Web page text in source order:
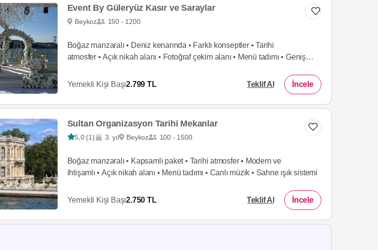
Event By Güleryüz Kasır ve Saraylar
Beykoz 150 - 1200
Boğaz manzaralı • Deniz kenarında • Farklı konseptler • Tarihi
atmosfer • Açık nikah alanı • Fotoğraf çekim alanı • Menü tadımı • Geniş
Yemekli Kişi Başı2.799 TL Teklif Al İncele
Sultan Organizasyon Tarihi Mekanlar
5,0 (1) 3. yıl Beykoz 100 - 1500
Boğaz manzaralı • Kapsamlı paket • Tarihi atmosfer • Modern ve
ihtişamlı • Açık nikah alanı • Menü tadımı • Canlı müzik • Sahne ışık sistemi
Yemekli Kişi Başı2.750 TL Teklif Al İncele